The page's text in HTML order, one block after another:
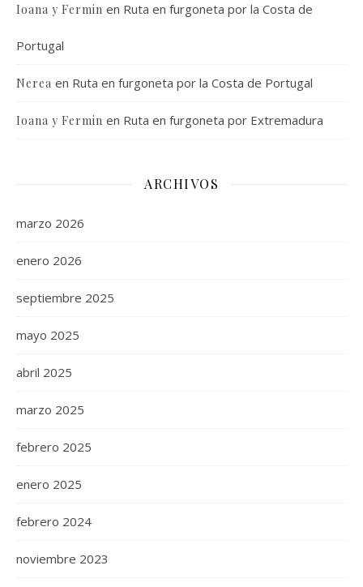
Ioana y Fermin en Ruta en furgoneta por la Costa de
Portugal
Nerea en Ruta en furgoneta por la Costa de Portugal
Ioana y Fermin en Ruta en furgoneta por Extremadura
ARCHIVOS
marzo 2026
enero 2026
septiembre 2025
mayo 2025
abril 2025
marzo 2025
febrero 2025
enero 2025
febrero 2024
noviembre 2023